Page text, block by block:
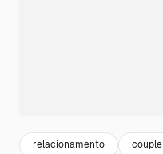
relacionamento couple